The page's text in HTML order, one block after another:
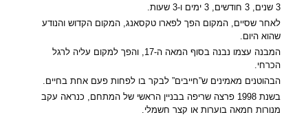
3 שנים, 3 חודשים, 3 ימים ו-3 שעות.
לאחר שסיים, המקום הפך לפארו טקסאנג, המקום הקדוש והנודע
שהוא היום.
המבנה עצמו נבנה בסוף המאה ה-17, והפך למקום עליה לרגל
הכרחי.
הבהוטנים מאמינים ש”חייבים” לבקר בו לפחות פעם אחת בחיים.
בשנת 1998 פרצה שריפה בבניין הראשי של המתחם, כנראה עקב
מנורות חמאה בוערות או קצר חשמלי.